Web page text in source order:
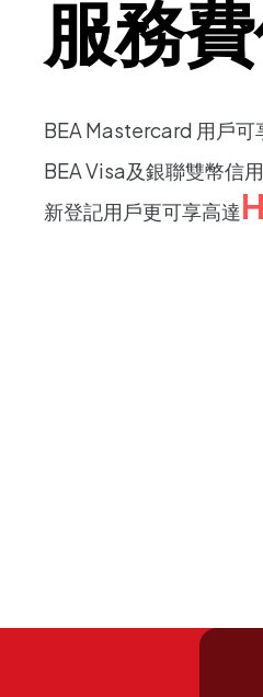
服務
BEA Mastercard 用戶可
BEA Visa及銀聯雙幣信
新登記用戶更可享高達